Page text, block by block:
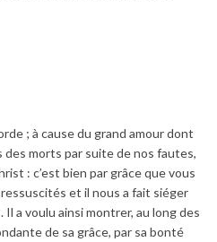
; à cause du grand amour dont
des morts par suite de nos fautes,
: c’est bien par grâce que vous
et il nous a fait siéger
a voulu ainsi montrer, au long des
de sa grâce, par sa bonté